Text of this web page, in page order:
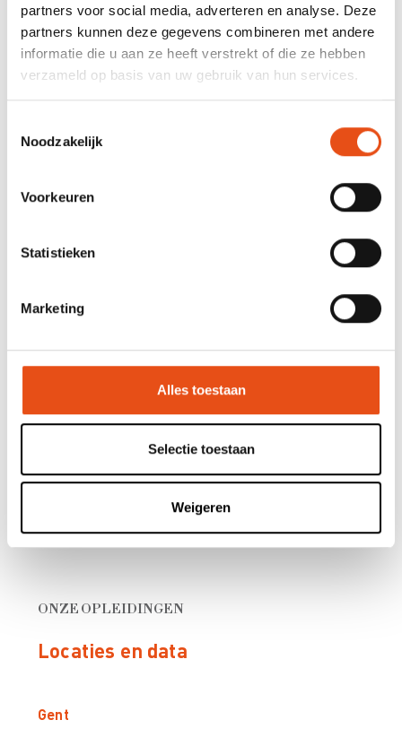
partners voor social media, adverteren en analyse. Deze
partners kunnen deze gegevens combineren met andere
informatie die u aan ze heeft verstrekt of die ze hebben
verzameld op basis van uw gebruik van hun services.
Noodzakelijk
Voorkeuren
Statistieken
Marketing
Alles toestaan
Selectie toestaan
Weigeren
Hoe ziet het programma van deze opleiding eruit?
Oorsprong van de omgevingsambtenaar
Een stand van zaken over de omgevingsambtenaar
Doelstellingen van een lokale omgevingsdienst
Plaats van de GOA binnen de gemeentelijke
Interne relaties van de GOA met diensthoofd,
Appreciatiebevoegdheid: VCRO, DABM, Sectorale
Interne visie ontwikkeling
Kwaliteitskamer als adviesorgaan
Interne structuren zoals Bouwcollege
Samenwerking tussen experten: GOA en architect
ONZE OPLEIDINGEN
Locaties en data
Gent